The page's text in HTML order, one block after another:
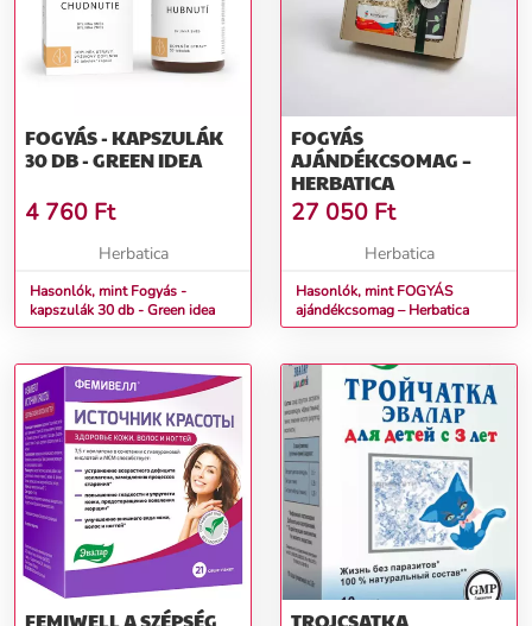
FOGYÁS - KAPSZULÁK
30 DB - GREEN IDEA
4 760 Ft
Herbatica
Hasonlók, mint Fogyás -
kapszulák 30 db - Green idea
FOGYÁS
AJÁNDÉKCSOMAG –
HERBATICA
27 050 Ft
Herbatica
Hasonlók, mint FOGYÁS
ajándékcsomag – Herbatica